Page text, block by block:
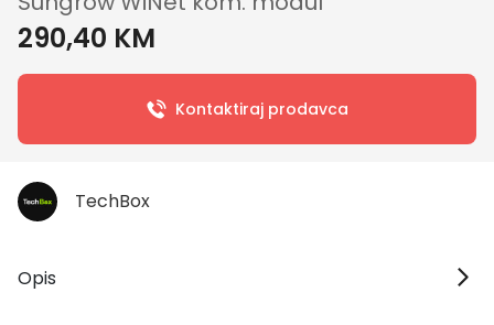
290,40 KM
Kontaktiraj prodavca
TechBox
Opis